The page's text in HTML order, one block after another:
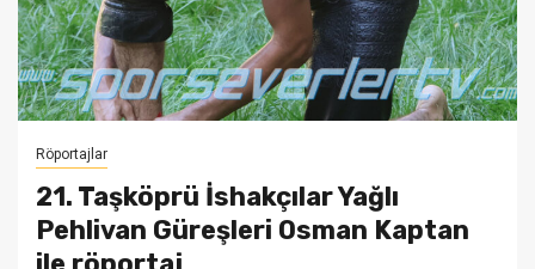
Röportajlar
21. Taşköprü İshakçılar Yağlı
Pehlivan Güreşleri Osman Kaptan